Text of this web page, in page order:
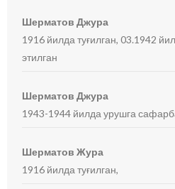
Шерматов Джура
1916 йилда туғилган, 03.1942
этилган
Шерматов Джура
1943-1944 йилда урушга
Шерматов Жура
1916 йилда туғилган,